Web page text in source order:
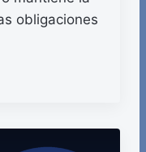
obligaciones